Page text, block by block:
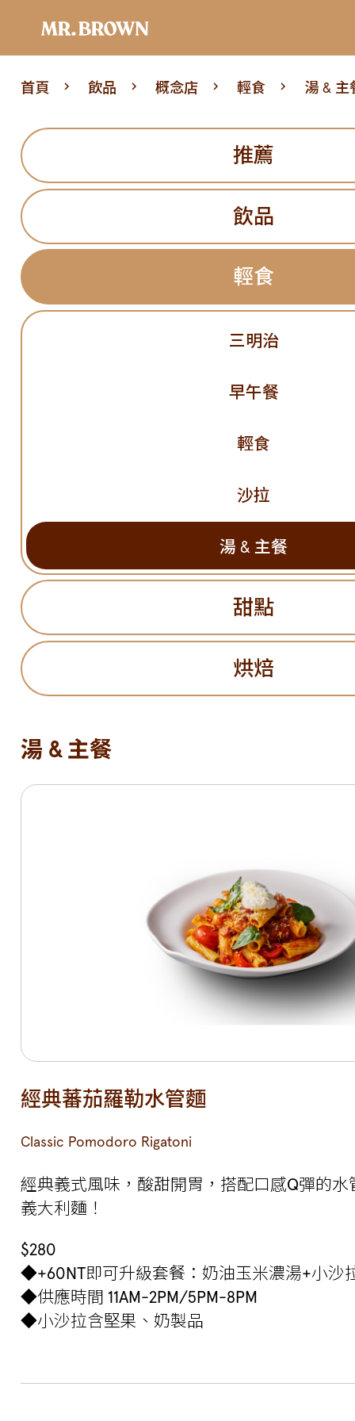
首頁 飲品 概念店 輕食 湯 & 主
推薦
飲品
輕食
三明治
早午餐
輕食
沙拉
湯 & 主餐
甜點
烘焙
湯 & 主餐
經典蕃茄羅勒水管麵
Classic Pomodoro Rigatoni
經典義式風味，酸甜開胃，搭配口感Q彈的
義大利麵！
$280
◆+60NT即可升級套餐：奶油玉米濃湯+小沙
◆供應時間 11AM-2PM/5PM-8PM
◆小沙拉含堅果、奶製品